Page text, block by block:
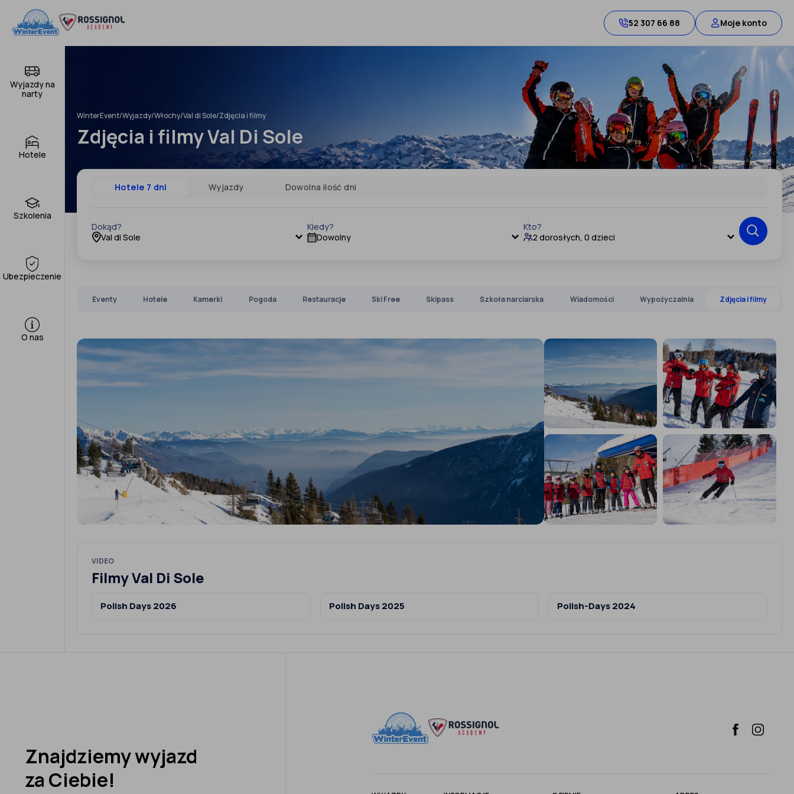
treści
52 307 66 88 Moje konto
Wyjazdy na
narty
Hotele
Szkolenia
Ubezpieczenie
O nas
WinterEvent/Wyjazdy/Włochy/Val di Sole/Zdjęcia i filmy
Zdjęcia i filmy Val Di Sole
Hotele 7 dni Wyjazdy Dowolna ilość dni
Dokąd?
Val di Sole
Kiedy?
Dowolny
Kto?
2 dorosłych, 0 dzieci
Eventy Hotele Kamerki Pogoda Restauracje Ski Free Skipass Szkoła narciarska Wiadomości Wypożyczalnia Zdjęcia i filmy
‹ ›
VIDEO
Filmy Val Di Sole
Polish Days 2026 Polish Days 2025 Polish-Days 2024
Znajdziemy wyjazd
za Ciebie!